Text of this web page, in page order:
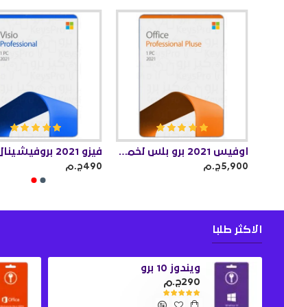
اوفيس 2021 برو بلس لخمسة اجهزة
5,900ج.م
فيزو 2021 بروفيشينال
490ج.م
الاكثر طلبا
ويندوز 10 برو
290ج.م